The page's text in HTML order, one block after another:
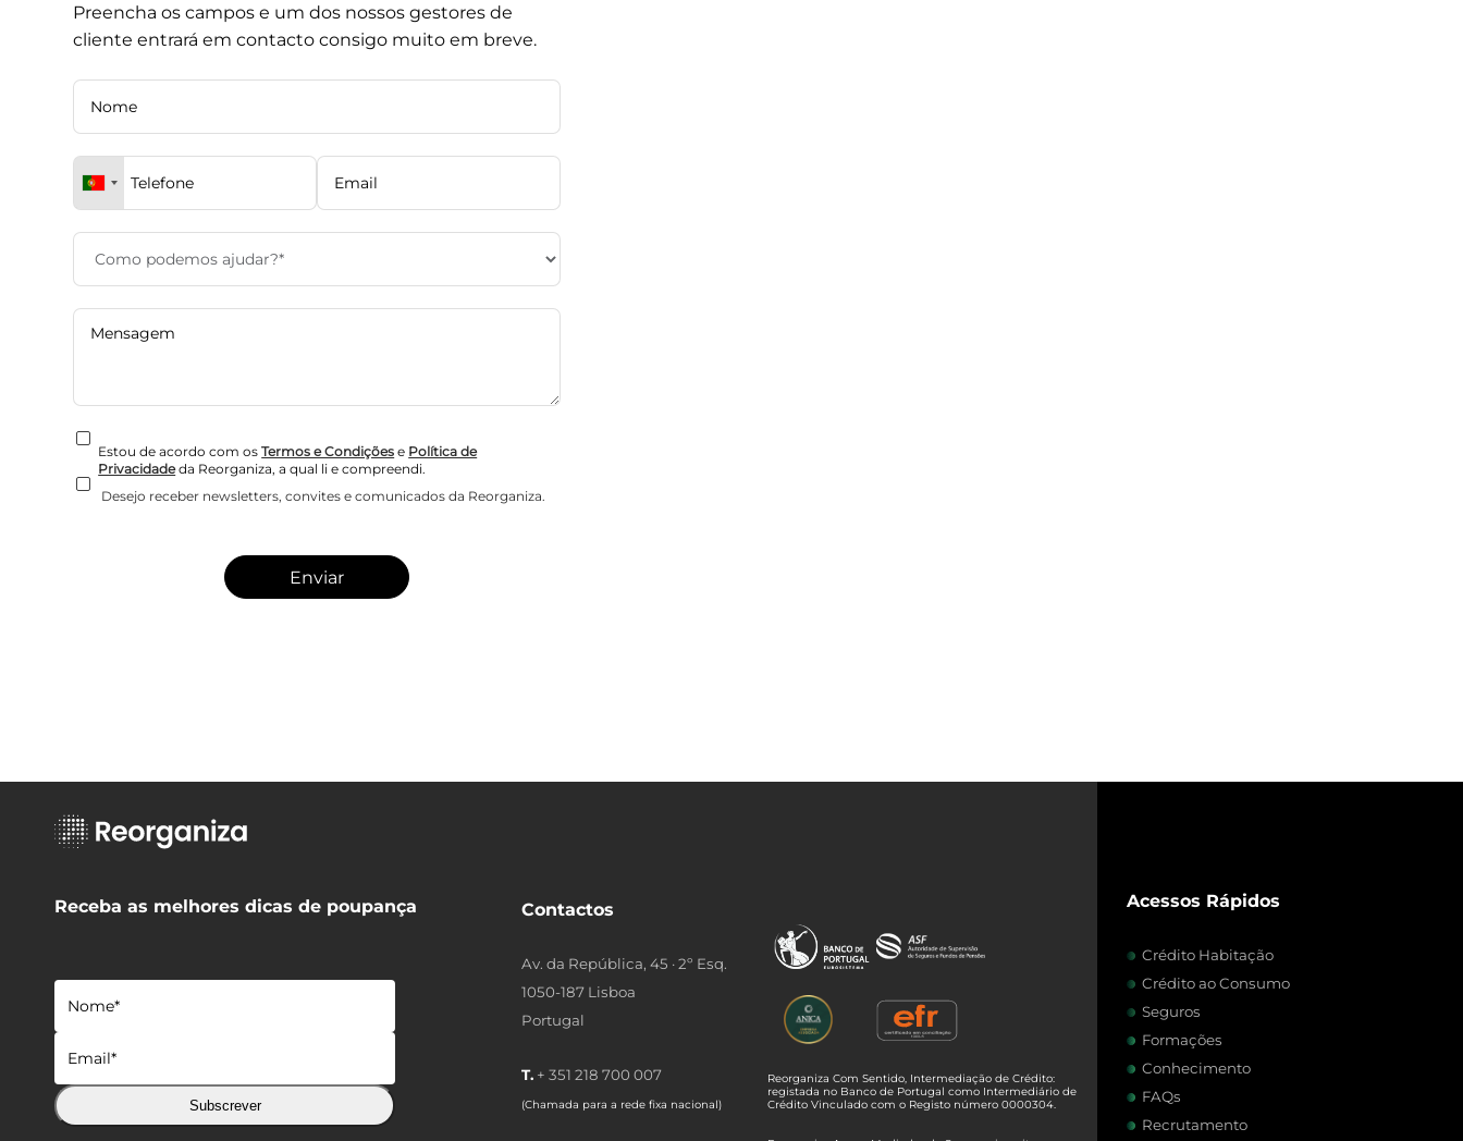
Preencha os campos e um dos nossos gestores de
cliente entrará em contacto consigo muito em breve.
Estou de acordo com osTermos e Condições e Política de
Privacidadeda Reorganiza, a qual li e compreendi.
Desejo receber newsletters, convites e comunicados da Reorganiza.
Enviar
Receba as melhores dicas de poupança
Subscrever
Contactos
Av. da República, 45 · 2º Esq.
1050-187 Lisboa
Portugal
T. + 351 218 700 007
(Chamada para a rede fixa nacional)
Reorganiza Com Sentido, Intermediação de Crédito:
registada no Banco de Portugal como Intermediário de
Crédito Vinculado com o Registo número 0000304.
Acessos Rápidos
Crédito Habitação
Crédito ao Consumo
Seguros
Formações
Conhecimento
FAQs
Recrutamento